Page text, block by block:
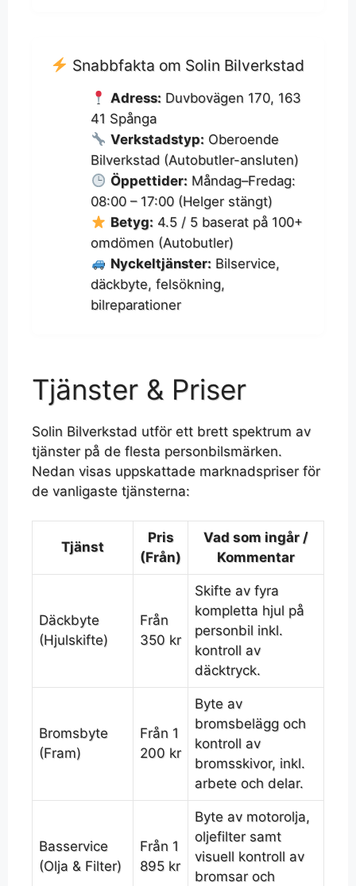
Snabbfakta om Solin Bilverkstad
Adress:Duvbovägen 170, 163
41 Spånga
Verkstadstyp:Oberoende
Bilverkstad (Autobutler-ansluten)
Öppettider:Måndag–Fredag:
08:00 – 17:00 (Helger stängt)
Betyg:4.5 / 5 baserat på 100+
omdömen (Autobutler)
Nyckeltjänster:Bilservice,
däckbyte, felsökning,
bilreparationer
Tjänster & Priser
Solin Bilverkstad utför ett brett spektrum av
tjänster på de flesta personbilsmärken.
Nedan visas uppskattade marknadspriser för
de vanligaste tjänsterna:
Tjänst
Pris
(Från)
Vad som ingår /
Kommentar
Däckbyte
(Hjulskifte)
Från
350 kr
Skifte av fyra
kompletta hjul på
personbil inkl.
kontroll av
däcktryck.
Bromsbyte
(Fram)
Från 1
200 kr
Byte av
bromsbelägg och
kontroll av
bromsskivor, inkl.
arbete och delar.
Basservice
(Olja & Filter)
Från 1
895 kr
Byte av motorolja,
oljefilter samt
visuell kontroll av
bromsar och